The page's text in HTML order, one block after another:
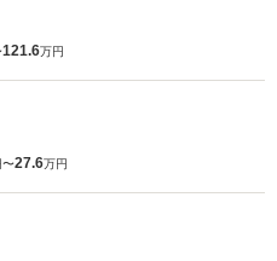
121.6万円
〜27.6万円